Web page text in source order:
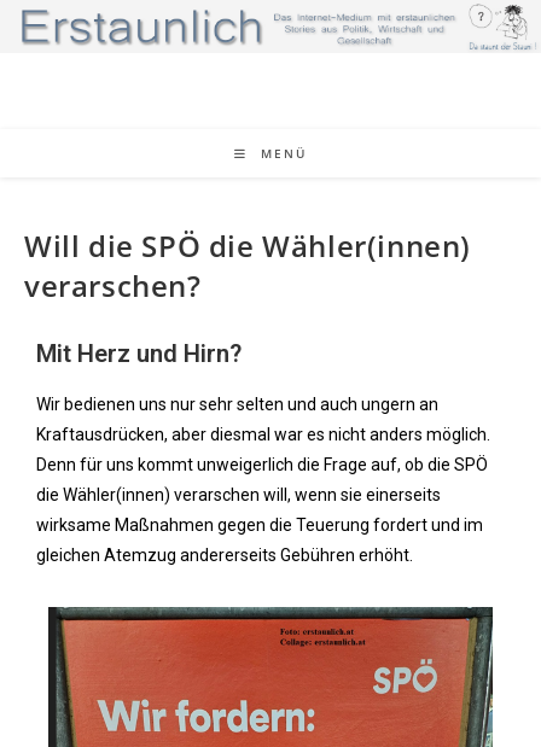
MENÜ
Will die SPÖ die Wähler(innen)
verarschen?
Mit Herz und Hirn?
Wir bedienen uns nur sehr selten und auch ungern an
Kraftausdrücken, aber diesmal war es nicht anders möglich.
Denn für uns kommt unweigerlich die Frage auf, ob die SPÖ
die Wähler(innen) verarschen will, wenn sie einerseits
wirksame Maßnahmen gegen die Teuerung fordert und im
gleichen Atemzug andererseits Gebühren erhöht.